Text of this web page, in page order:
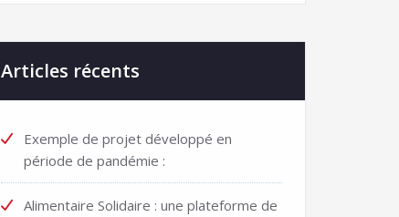
Articles récents
Exemple de projet développé en
période de pandémie :
Alimentaire Solidaire : une plateforme de